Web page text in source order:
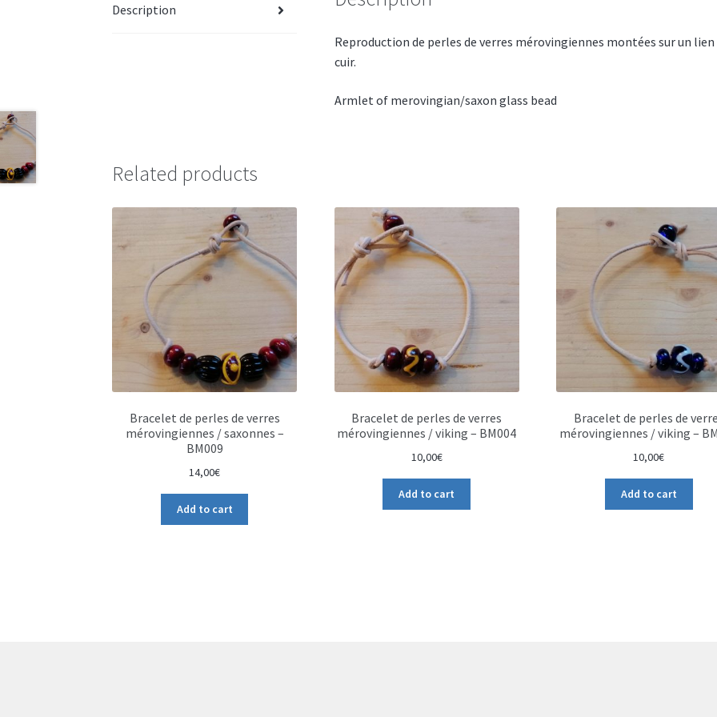
Description
Reproduction de perles de verres mérovingiennes montées sur un lien
cuir.
Armlet of merovingian/saxon glass bead
Related products
Bracelet de perles de verres
mérovingiennes / saxonnes –
BM009
14,00€
Add to cart
Bracelet de perles de verres
mérovingiennes / viking – BM004
10,00€
Add to cart
Bracelet de perles de
mérovingiennes / viking –
10,00€
Add to cart